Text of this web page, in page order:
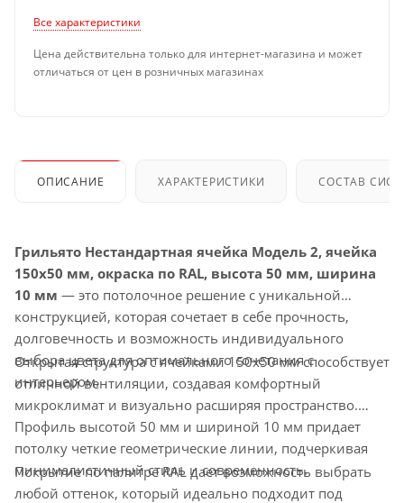
Все характеристики
Цена действительна только для интернет-магазина и может
отличаться от цен в розничных магазинах
ОПИСАНИЕ ХАРАКТЕРИСТИКИ СОСТАВ
Грильято Нестандартная ячейка Модель 2, ячейка
150х50 мм, окраска по RAL, высота 50 мм, ширина
10 мм — это потолочное решение с уникальной
конструкцией, которая сочетает в себе прочность,
долговечность и возможность индивидуального
выбора цвета для оптимального сочетания с
интерьером.
Открытая структура с ячейками 150х50 мм способствует
отличной вентиляции, создавая комфортный
микроклимат и визуально расширяя пространство.
Профиль высотой 50 мм и шириной 10 мм придает
потолку четкие геометрические линии, подчеркивая
минималистичный стиль и современность.
Покрытие по палитре RAL дает возможность выбрать
любой оттенок, который идеально подходит под